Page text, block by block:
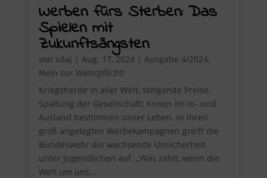
Werben fürs Sterben: Das
Spielen mit
Zukunftsängsten
von sdaj | Aug. 17, 2024| Ausgabe 4/2024,
Nein zur Wehrpflicht!
Kriegsherde in aller Welt, steigende Preise,
Spaltung der Gesellschaft: Krisen im In- und
Ausland bestimmen unser Leben. In ihren
groß angelegten Werbekampagnen greift die
Bundeswehr die wachsende Unsicherheit
unter Jugendlichen auf. „Was zählt, wenn die
Welt um uns...